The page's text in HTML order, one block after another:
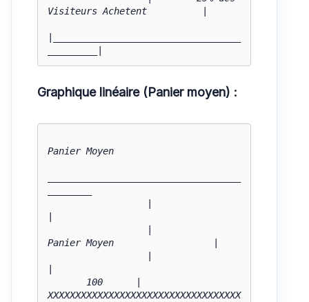
Visiteurs Achetent          |
Graphique linéaire (Panier moyen) :
Panier Moyen
Panier Moyen                  |
XXXXXXXXXXXXXXXXXXXXXXXXXXXXXXXXXXX